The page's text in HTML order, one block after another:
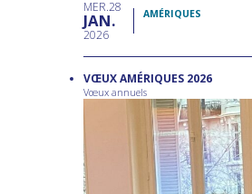
MER 28
JAN
2026
AMÉRIQUES
VŒUX AMÉRIQUES 2026
Vœux annuels